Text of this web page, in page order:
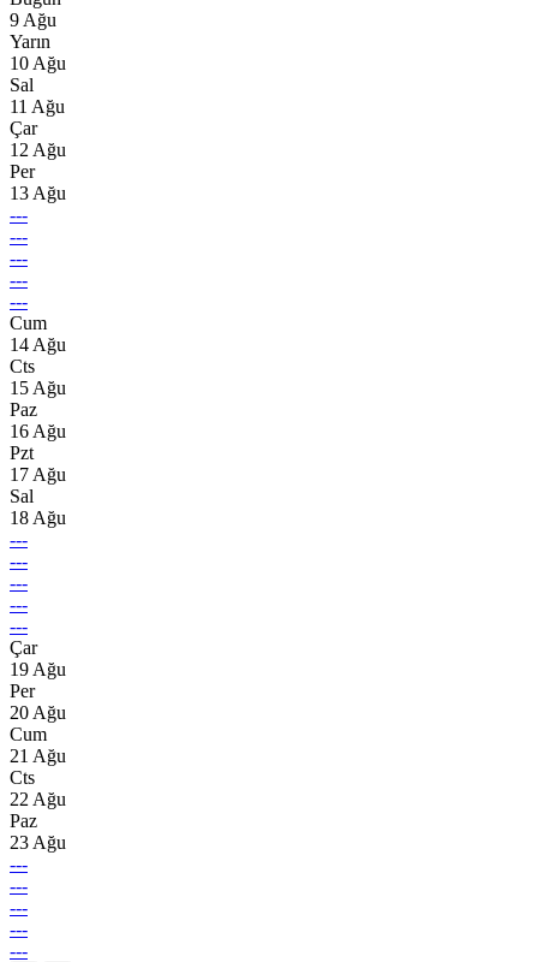
9 Ağu
Yarın
10 Ağu
Sal
11 Ağu
Çar
12 Ağu
Per
13 Ağu
---
---
---
---
---
Cum
14 Ağu
Cts
15 Ağu
Paz
16 Ağu
Pzt
17 Ağu
Sal
18 Ağu
---
---
---
---
---
Çar
19 Ağu
Per
20 Ağu
Cum
21 Ağu
Cts
22 Ağu
Paz
23 Ağu
---
---
---
---
---